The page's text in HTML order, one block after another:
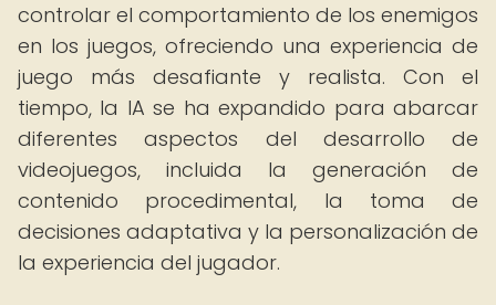
controlar el comportamiento de los enemigos
en los juegos, ofreciendo una experiencia de
juego más desafiante y realista. Con el
tiempo, la IA se ha expandido para abarcar
diferentes aspectos del desarrollo de
videojuegos, incluida la generación de
contenido procedimental, la toma de
decisiones adaptativa y la personalización de
la experiencia del jugador.